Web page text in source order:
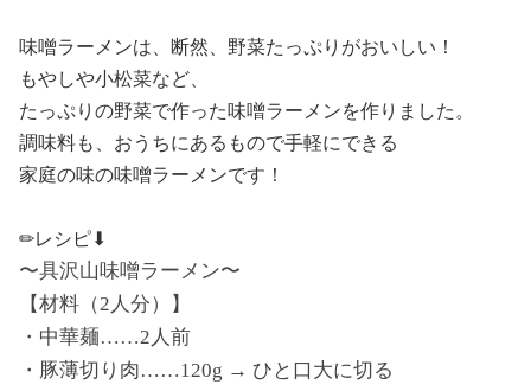
味噌ラーメンは、断然、野菜たっぷりがおいしい！
もやしや小松菜など、
たっぷりの野菜で作った味噌ラーメンを作りました。
調味料も、おうちにあるもので手軽にできる
家庭の味の味噌ラーメンです！
✏︎レシピ⬇︎
〜具沢山味噌ラーメン〜
【材料（2人分）】
・中華麺……2人前
・豚薄切り肉……120g → ひと口大に切る